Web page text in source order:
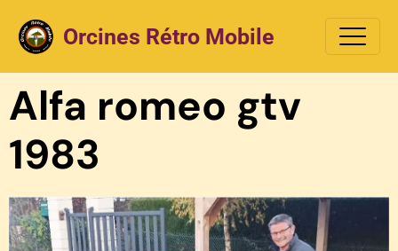
Orcines Rétro Mobile
Alfa romeo gtv
1983